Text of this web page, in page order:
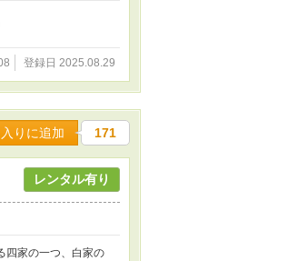
登録日 2025.08.29
りに追加 171
レンタル有り
四家の一つ、白家の